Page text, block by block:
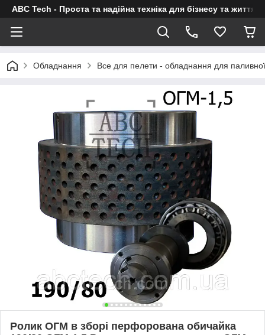
ABC Tech - Проста та надійна техніка для бізнесу та життя
Обладнання Все для пелети - обладнання для
Ролик ОГМ в зборі перфорована обичайка